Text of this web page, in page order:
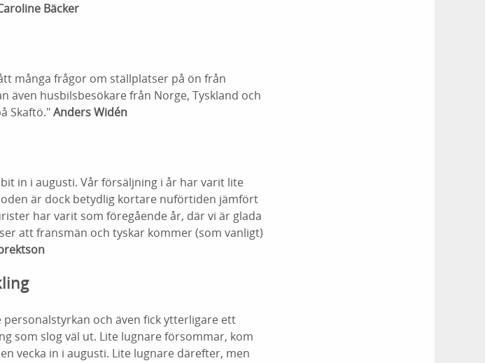
Bäcker
många frågor om ställplatser på ön från
även husbilsbesökare från Norge, Tyskland och
Skaftö."Anders Widén
in i augusti. Vår försäljning i år har varit lite
är dock betydlig kortare nuförtiden jämfört
har varit som föregående år, där vi är glada
att fransmän och tyskar kommer (som vanligt)
och även fick ytterligare ett
som slog väl ut. Lite lugnare försommar, kom
vecka in i augusti. Lite lugnare därefter, men